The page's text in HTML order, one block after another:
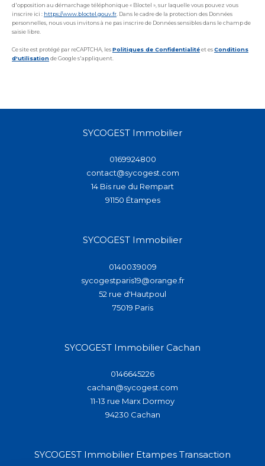
d'opposition au démarchage téléphonique « Bloctel », sur laquelle vous pouvez vous
inscrire ici : https://www.bloctel.gouv.fr . Dans le cadre de la protection des Données
personnelles, nous vous invitons à ne pas inscrire de Données sensibles dans le champ de
saisie libre.
Ce site est protégé par reCAPTCHA, lesPolitiques de Confidentialitéet esConditions
d'utilisationde Google s'appliquent.
SYCOGEST Immobilier
0169924800
contact@sycogest.com
14 Bis rue du Rempart
91150
étampes
SYCOGEST Immobilier
0140039009
sycogestparis19@orange.fr
52 rue d'Hautpoul
75019
paris
SYCOGEST Immobilier Cachan
0146645226
cachan@sycogest.com
11-13 rue Marx Dormoy
94230
cachan
SYCOGEST Immobilier Etampes Transaction